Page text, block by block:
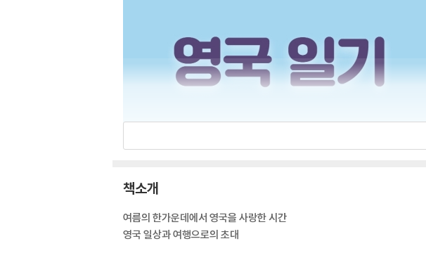
책소개
여름의 한가운데에서 영국을 사랑한 시간
영국 일상과 여행으로의 초대